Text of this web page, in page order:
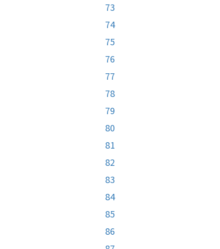
73
74
75
76
77
78
79
80
81
82
83
84
85
86